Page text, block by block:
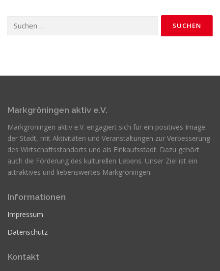
nach:
Markgröningen aktiv e.V.
Markgröningen aktiv e.V. engagiert sich für ein positives Image
der Stadt, mit Aktivitäten und Veranstaltungen zur Verbesserung
des Wirtschaftsstandorts und als Einkaufsstadt. Dazu gehört
auch die Förderung des kulturellen Lebens. Unser Ziel ist ein
attraktives und liebenswertes Markgröningen.
Informationen
Impressum
Datenschutz
Kontakt